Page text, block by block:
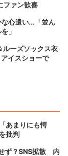
ァン歓喜
心遣い...「並ん
」
ルーズソックス衣
イスショーで
あまりにも愕
批判
ず？SNS拡散 内